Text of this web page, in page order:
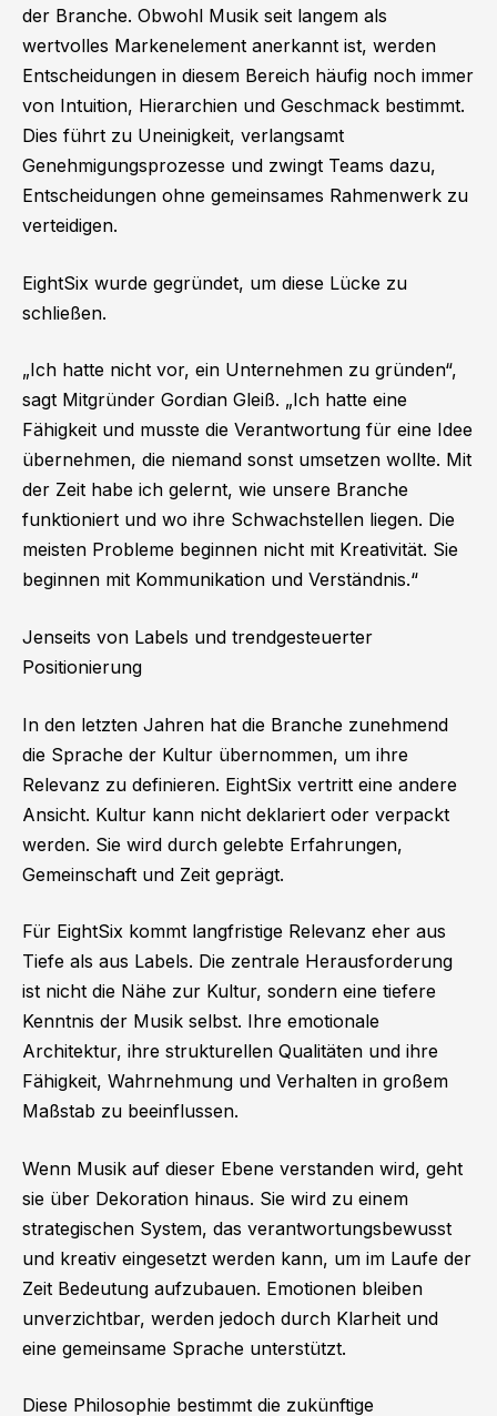
der Branche. Obwohl Musik seit langem als
wertvolles Markenelement anerkannt ist, werden
Entscheidungen in diesem Bereich häufig noch immer
von Intuition, Hierarchien und Geschmack bestimmt.
Dies führt zu Uneinigkeit, verlangsamt
Genehmigungsprozesse und zwingt Teams dazu,
Entscheidungen ohne gemeinsames Rahmenwerk zu
verteidigen.
EightSix wurde gegründet, um diese Lücke zu
schließen.
„Ich hatte nicht vor, ein Unternehmen zu gründen“,
sagt Mitgründer Gordian Gleiß. „Ich hatte eine
Fähigkeit und musste die Verantwortung für eine Idee
übernehmen, die niemand sonst umsetzen wollte. Mit
der Zeit habe ich gelernt, wie unsere Branche
funktioniert und wo ihre Schwachstellen liegen. Die
meisten Probleme beginnen nicht mit Kreativität. Sie
beginnen mit Kommunikation und Verständnis.“
Jenseits von Labels und trendgesteuerter
Positionierung
In den letzten Jahren hat die Branche zunehmend
die Sprache der Kultur übernommen, um ihre
Relevanz zu definieren. EightSix vertritt eine andere
Ansicht. Kultur kann nicht deklariert oder verpackt
werden. Sie wird durch gelebte Erfahrungen,
Gemeinschaft und Zeit geprägt.
Für EightSix kommt langfristige Relevanz eher aus
Tiefe als aus Labels. Die zentrale Herausforderung
ist nicht die Nähe zur Kultur, sondern eine tiefere
Kenntnis der Musik selbst. Ihre emotionale
Architektur, ihre strukturellen Qualitäten und ihre
Fähigkeit, Wahrnehmung und Verhalten in großem
Maßstab zu beeinflussen.
Wenn Musik auf dieser Ebene verstanden wird, geht
sie über Dekoration hinaus. Sie wird zu einem
strategischen System, das verantwortungsbewusst
und kreativ eingesetzt werden kann, um im Laufe der
Zeit Bedeutung aufzubauen. Emotionen bleiben
unverzichtbar, werden jedoch durch Klarheit und
eine gemeinsame Sprache unterstützt.
Diese Philosophie bestimmt die zukünftige